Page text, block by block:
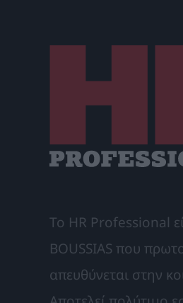
Το HR Professional
BOUSSIAS που
απευθύνεται στην